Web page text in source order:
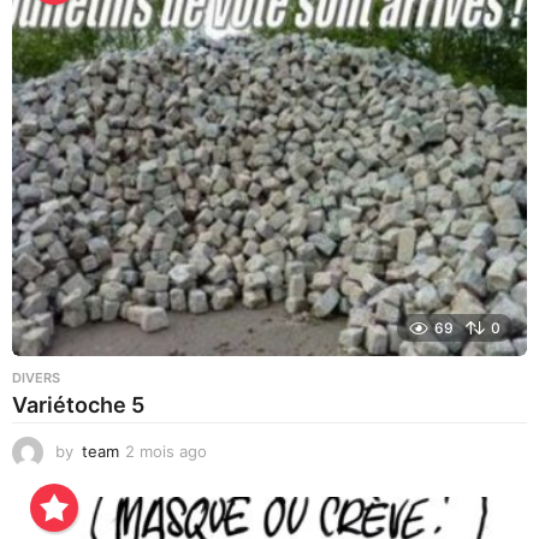
r
s
a
g
o
69 0
DIVERS
Variétoche 5
by team 2 mois ago
e
m